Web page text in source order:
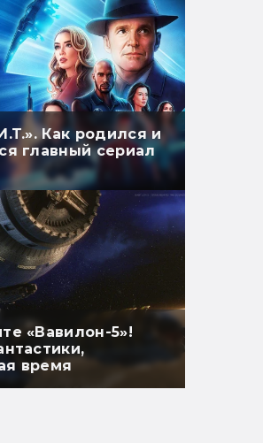
Как родился и
главный сериал
«Вавилон-5»!
время